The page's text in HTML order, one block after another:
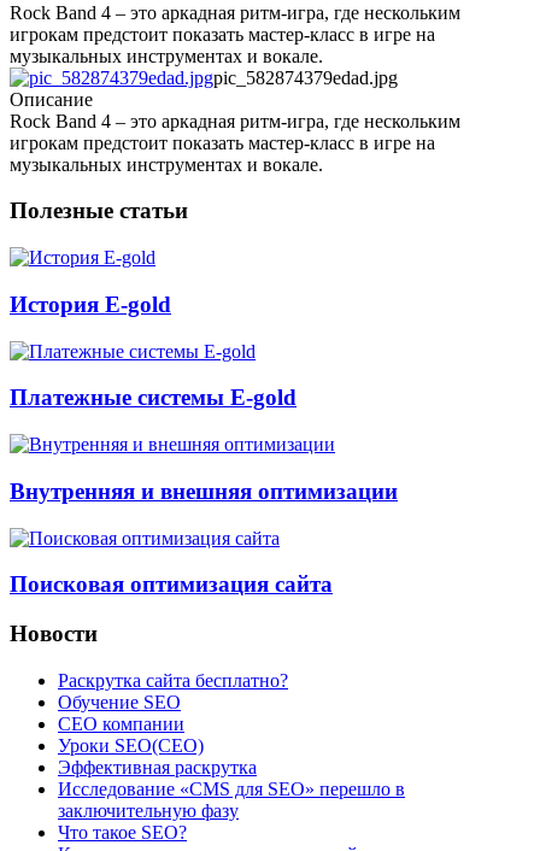
Rock Band 4 – это аркадная ритм-игра, где нескольким
игрокам предстоит показать мастер-класс в игре на
музыкальных инструментах и вокале.
pic_582874379edad.jpg
Описание
Rock Band 4 – это аркадная ритм-игра, где нескольким
игрокам предстоит показать мастер-класс в игре на
музыкальных инструментах и вокале.
Полезные статьи
История E-gold
Платежные системы E-gold
Внутренняя и внешняя оптимизации
Поисковая оптимизация сайта
Новости
Раскрутка сайта бесплатно?
Обучение SEO
CEO компании
Уроки SEO(СЕО)
Эффективная раскрутка
Исследование «CMS для SEO» перешло в
заключительную фазу
Что такое SEO?